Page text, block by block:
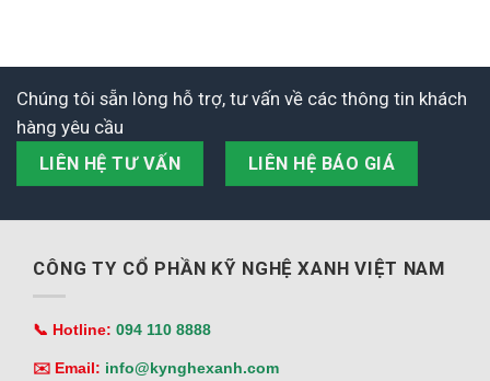
Chúng tôi sẵn lòng hỗ trợ, tư vấn về các thông tin khách
hàng yêu cầu
LIÊN HỆ TƯ VẤN LIÊN HỆ BÁO GIÁ
CÔNG TY CỔ PHẦN KỸ NGHỆ XANH VIỆT NAM
📞 Hotline: 094 110 8888
✉️ Email: info@kynghexanh.com